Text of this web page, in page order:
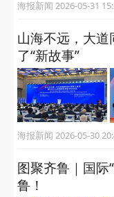
海报新闻 2026-05-31
山海不远，大道
了“新故事”
海报新闻 2026-05-30
图聚齐鲁｜国际
鲁！